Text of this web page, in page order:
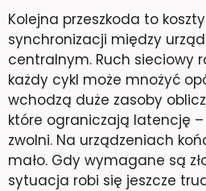
Kolejna przeszkoda to
synchronizacji między
centralnym. Ruch sieciowy
każdy cykl może mnożyć
wchodzą duże zasoby
które ograniczają latencję
zwolni. Na urządzeniach
mało. Gdy wymagane są
sytuacja robi się jeszcze